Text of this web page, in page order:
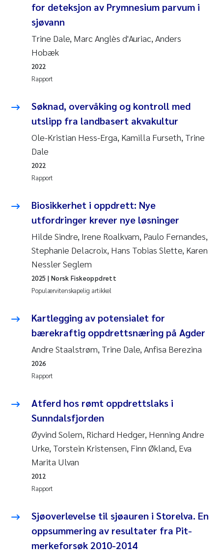
2012
2011
2009
2008
2007
2005
Paul Ragnar Berg
Sindre Langaas
Øyvind Kaste
Rolf David Vogt
Marta Moyano
Sandra Stadniczenko Gran
Maximilian Nawrath
Emmy Falk Nøklebye
Kathrine Ivsett Johnsen
Line Johanne Barkved
Pawel Krzeminski
Juan Carlos Farias Pardo
Chiara Consolaro
Andrew Luke King
Bert van Bavel
Marianne Mosberg
Kathinka Fürst
Caroline Enge
for deteksjon av Prymnesium parvum i
sjøvann
Trine Dale, Marc Anglès d'Auriac, Anders
Hobæk
Rapport
2022
Søknad, overvåking og kontroll med
utslipp fra landbasert akvakultur
Ole-Kristian Hess-Erga, Kamilla Furseth, Trine
Dale
Rapport
2022
Biosikkerhet i oppdrett: Nye
utfordringer krever nye løsninger
Hilde Sindre, Irene Roalkvam, Paulo Fernandes,
Stephanie Delacroix, Hans Tobias Slette, Karen
Nessler Seglem
Populærvitenskapelig artikkel
2025 | Norsk Fiskeoppdrett
Kartlegging av potensialet for
bærekraftig oppdrettsnæring på Agder
Andre Staalstrøm, Trine Dale, Anfisa Berezina
Rapport
2026
Atferd hos rømt oppdrettslaks i
Sunndalsfjorden
Øyvind Solem, Richard Hedger, Henning Andre
Urke, Torstein Kristensen, Finn Økland, Eva
Marita Ulvan
Rapport
2012
Sjøoverlevelse til sjøauren i Storelva. En
oppsummering av resultater fra Pit-
merkeforsøk 2010-2014